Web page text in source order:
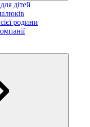
дітей
родини